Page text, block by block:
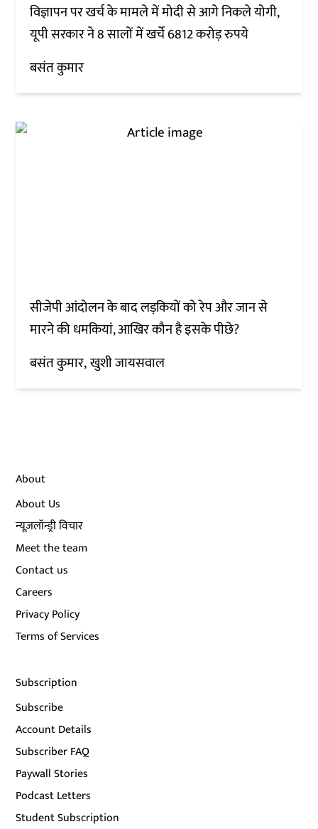
विज्ञापन पर खर्च के मामले में मोदी से आगे निकले योगी,
यूपी सरकार ने 8 सालों में खर्चे 6812 करोड़ रुपये
बसंत कुमार
सीजेपी आंदोलन के बाद लड़कियों को रेप और जान से
मारने की धमकियां, आखिर कौन है इसके पीछे?
बसंत कुमार खुशी जायसवाल
About
About Us
न्यूज़लॉन्ड्री विचार
Meet the team
Contact us
Careers
Privacy Policy
Terms of Services
Subscription
Subscribe
Account Details
Subscriber FAQ
Paywall Stories
Podcast Letters
Student Subscription